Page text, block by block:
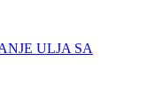
ULJA SA